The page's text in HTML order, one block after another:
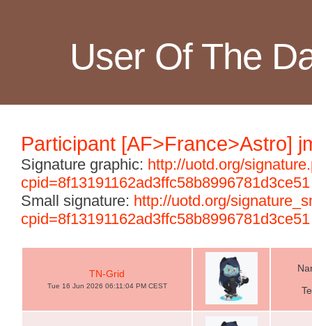
User Of The
Participant [AF>France>Astro]
Signature graphic: http://uotd.org/
cpid=8f13191162ad3ffc58b8996781d3ce51
Small signature: http://uotd.org/
cpid=8f13191162ad3ffc58b8996781d3ce51
TN-Grid
Tue 16 Jun 2026 06:11:04 PM CEST